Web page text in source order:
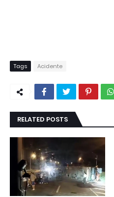
Tags Acidente
RELATED POSTS